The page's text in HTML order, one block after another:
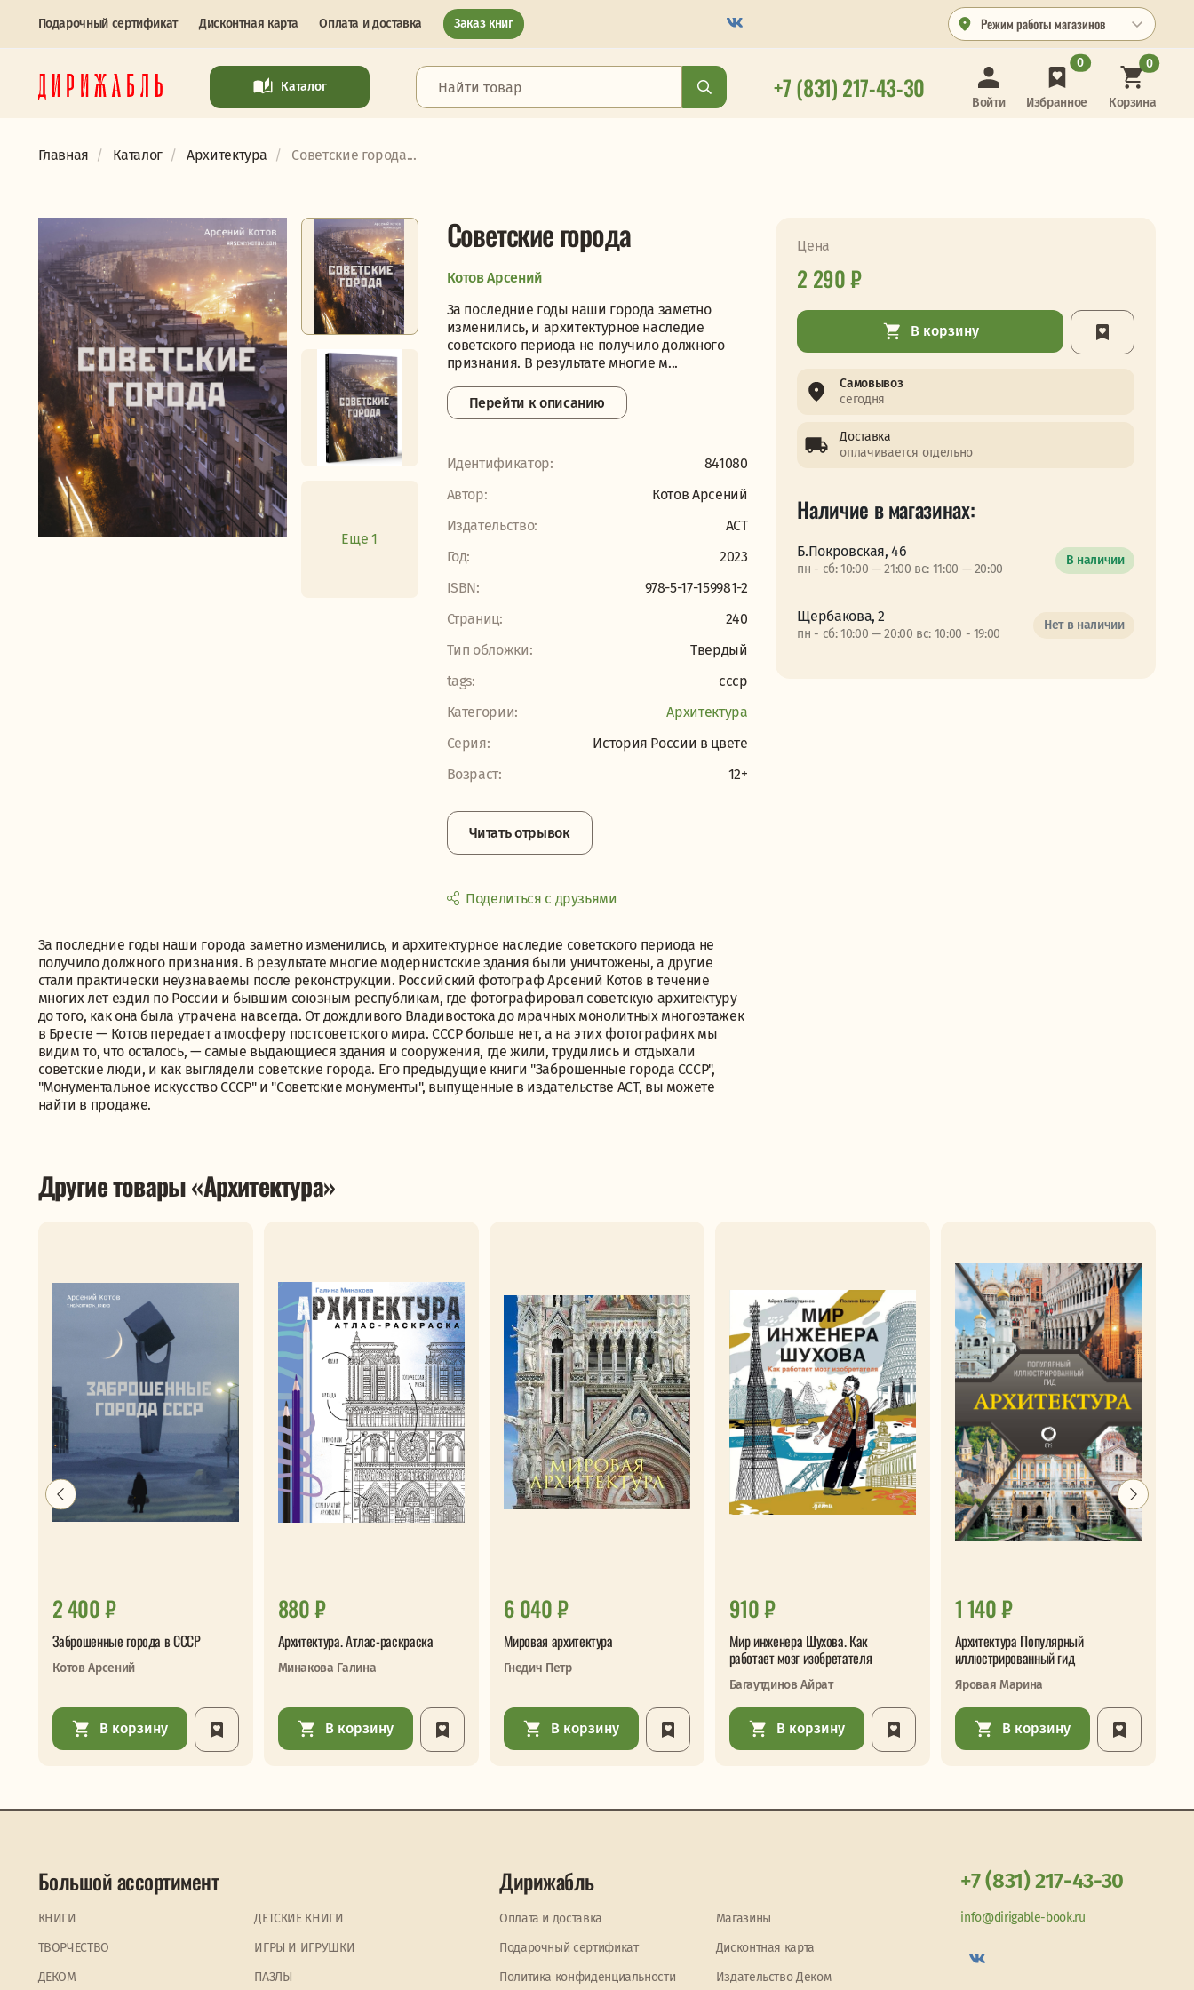
Подарочный сертификат Дисконтная карта Оплата и доставка Заказ книг Режим работы магазинов
Каталог +7 (831) 217-43-30 Войти Избранное
0
Корзина
0
Главная Каталог Архитектура Советские города...
Еще 1
Советские города
Котов Арсений
За последние годы наши города заметно
изменились, и архитектурное наследие
советского периода не получило должного
признания. В результате многие м...
Перейти к описанию
Идентификатор:
841080
Автор:
Котов Арсений
Издательство:
АСТ
Год:
2023
ISBN:
978-5-17-159981-2
Страниц:
240
Тип обложки:
Твердый
tags:
ссср
Категории:
Архитектура
Серия:
История России в цвете
Возраст:
12+
Читать отрывок
Поделиться с друзьями
За последние годы наши города заметно изменились, и архитектурное наследие советского периода не
получило должного признания. В результате многие модернистские здания были уничтожены, а другие
стали практически неузнаваемы после реконструкции. Российский фотограф Арсений Котов в течение
многих лет ездил по России и бывшим союзным республикам, где фотографировал советскую архитектуру
до того, как она была утрачена навсегда. От дождливого Владивостока до мрачных монолитных многоэтажек
в Бресте — Котов передает атмосферу постсоветского мира. СССР больше нет, а на этих фотографиях мы
видим то, что осталось, — самые выдающиеся здания и сооружения, где жили, трудились и отдыхали
советские люди, и как выглядели советские города. Его предыдущие книги "Заброшенные города СССР",
"Монументальное искусство СССР" и "Советские монументы", выпущенные в издательстве АСТ, вы можете
найти в продаже.
Цена
2 290 ₽
В корзину
Самовывоз
сегодня
Доставка
оплачивается отдельно
Наличие в магазинах:
Б.Покровская, 46
пн - сб: 10:00 — 21:00 вс: 11:00 — 20:00
В наличии
Щербакова, 2
пн - сб: 10:00 — 20:00 вс: 10:00 - 19:00
Нет в наличии
Другие товары «Архитектура»
2 400 ₽
Заброшенные города в СССР
Котов Арсений
В корзину
880 ₽
Архитектура. Атлас-раскраска
Минакова Галина
В корзину
6 040 ₽
Мировая архитектура
Гнедич Петр
В корзину
910 ₽
Мир инженера Шухова. Как
работает мозг изобретателя
Багаутдинов Айрат
В корзину
1 140 ₽
Архитектура Популярный
иллюстрированный гид
Яровая Марина
В корзину
Большой ассортимент
КНИГИ
ДЕТСКИЕ КНИГИ
ТВОРЧЕСТВО
ИГРЫ И ИГРУШКИ
ДЕКОМ
ПАЗЛЫ
Дирижабль
Оплата и доставка
Магазины
Подарочный сертификат
Дисконтная карта
Политика конфиденциальности
Издательство Деком
+7 (831) 217-43-30
info@dirigable-book.ru